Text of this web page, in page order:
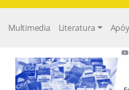
Multimedia Literatura